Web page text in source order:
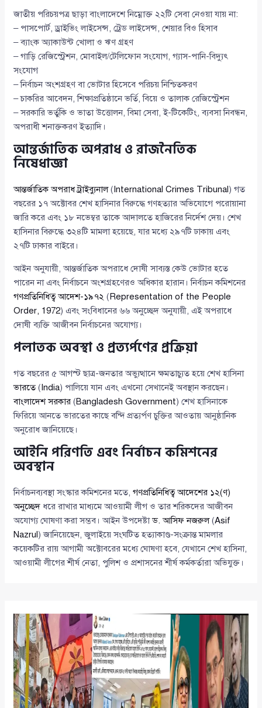
জাতীয় পরিচয়পত্র ছাড়া বাংলাদেশে নিম্নোক্ত ২২টি সেবা নেওয়া যায় না:
– পাসপোর্ট, ড্রাইভিং লাইসেন্স, ট্রেড লাইসেন্স, শেয়ার বিও হিসাব
– ব্যাংক অ্যাকাউন্ট খোলা ও ঋণ গ্রহণ
– গাড়ি রেজিস্ট্রেশন, মোবাইল/টেলিফোন সংযোগ, গ্যাস-পানি-বিদ্যুৎ
সংযোগ
– নির্বাচন অংশগ্রহণ বা ভোটার হিসেবে পরিচয় নিশ্চিতকরণ
– চাকরির আবেদন, শিক্ষাপ্রতিষ্ঠানে ভর্তি, বিয়ে ও তালাক রেজিস্ট্রেশন
– সরকারি ভর্তুকি ও ভাতা উত্তোলন, বিমা সেবা, ই-টিকেটিং, ব্যবসা নিবন্ধন,
অপরাধী শনাক্তকরণ ইত্যাদি।
আন্তর্জাতিক অপরাধ ও রাজনৈতিক
নিষেধাজ্ঞা
আন্তর্জাতিক অপরাধ ট্রাইব্যুনাল( International Crimes Tribunal ) গত
বছরের ১৭ অক্টোবর শেখ হাসিনার বিরুদ্ধে গণহত্যার অভিযোগে পরোয়ানা
জারি করে এবং ১৮ নভেম্বর তাকে আদালতে হাজিরের নির্দেশ দেয়। শেখ
হাসিনার বিরুদ্ধে ৩২৪টি মামলা হয়েছে, যার মধ্যে ২৯৭টি ঢাকায় এবং
২৭টি ঢাকার বাইরে।
আইন অনুযায়ী, আন্তর্জাতিক অপরাধে দোষী সাব্যস্ত কেউ ভোটার হতে
পারেন না এবং নির্বাচনে অংশগ্রহণেরও অধিকার হারান। নির্বাচন কমিশনের
গণপ্রতিনিধিত্ব আদেশ-১৯৭২ ( Representation of the People
Order, 1972) এবং সংবিধানের ৬৬ অনুচ্ছেদ অনুযায়ী, এই অপরাধে
দোষী ব্যক্তি আজীবন নির্বাচনের অযোগ্য।
পলাতক অবস্থা ও প্রত্যর্পণের প্রক্রিয়া
গত বছরের ৫ আগস্ট ছাত্র-জনতার অভ্যুত্থানে ক্ষমতাচ্যুত হয়ে শেখ হাসিনা
ভারতে( India) পালিয়ে যান এবং এখনো সেখানেই অবস্থান করছেন।
বাংলাদেশ সরকার (Bangladesh Government) শেখ হাসিনাকে
ফিরিয়ে আনতে ভারতের কাছে বন্দি প্রত্যর্পণ চুক্তির আওতায় আনুষ্ঠানিক
অনুরোধ জানিয়েছে।
আইনি পরিণতি এবং নির্বাচন কমিশনের
অবস্থান
নির্বাচনব্যবস্থা সংস্কার কমিশনের মতে,গণপ্রতিনিধিত্ব আদেশের ১২(ণ)
অনুচ্ছেদ ধরে রাখার মাধ্যমে আওয়ামী লীগ ও তার শরিকদের আজীবন
অযোগ্য ঘোষণা করা সম্ভব। আইন উপদেষ্টাড. আসিফ নজরুল(Asif
Nazrul ) জানিয়েছেন, জুলাইয়ে সংঘটিত হত্যাকাণ্ড-সংক্রান্ত মামলার
কয়েকটির রায় আগামী অক্টোবরের মধ্যে ঘোষণা হবে, যেখানে শেখ হাসিনা,
আওয়ামী লীগের শীর্ষ নেতা, পুলিশ ও প্রশাসনের শীর্ষ কর্মকর্তারা অভিযুক্ত।